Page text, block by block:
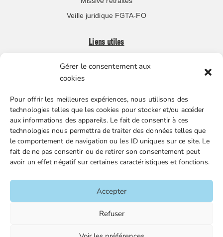
Gérer le consentement aux
cookies
Pour offrir les meilleures expériences, nous utilisons des
technologies telles que les cookies pour stocker et/ou accéder
aux informations des appareils. Le fait de consentir à ces
technologies nous permettra de traiter des données telles que
le comportement de navigation ou les ID uniques sur ce site. Le
fait de ne pas consentir ou de retirer son consentement peut
avoir un effet négatif sur certaines caractéristiques et fonctions.
Accepter
Refuser
Veille juridique FGTA-FO
Liens utiles
Boutique en ligne
Nos partenaires
Gestion des cookies
FGTA-FO / 15 avenue Victor Hugo – 92170 Vanves / 01 86
Accueil
Contacts